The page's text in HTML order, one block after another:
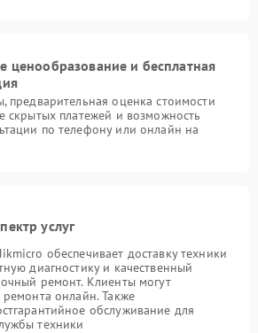
ценообразование и бесплатная
предварительная оценка стоимости
скрытых платежей и возможность
по телефону или онлайн на
услуг
обеспечивает доставку техники
диагностику и качественный
ремонт. Клиенты могут
ремонта онлайн. Также
обслуживание для
техники